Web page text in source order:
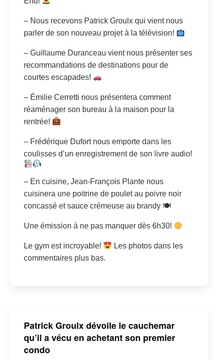
– Nous recevons Patrick Groulx qui vient nous
parler de son nouveau projet à la télévision!
– Guillaume Duranceau vient nous présenter ses
recommandations de destinations pour de
courtes escapades!
– Émilie Cerretti nous présentera comment
réaménager son bureau à la maison pour la
rentrée!
– Frédérique Dufort nous emporte dans les
coulisses d’un enregistrement de son livre audio!
– En cuisine, Jean-François Plante nous
cuisinera une poitrine de poulet au poivre noir
concassé et sauce crémeuse au brandy 🍽
Une émission à ne pas manquer dès 6h30!
Le gym est incroyable!
Les photos dans les
commentaires plus bas.
Patrick Groulx dévoile le cauchemar
qu’il a vécu en achetant son premier
condo